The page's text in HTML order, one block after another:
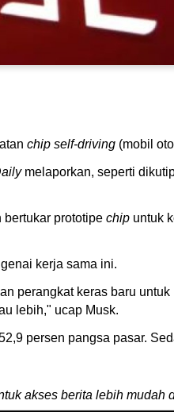
chip self-driving (mobil
melaporkan, seperti
bertukar prototipe chip untuk
kerja sama ini.
perangkat keras baru untuk
lebih," ucap Musk.
persen pangsa pasar.
akses berita lebih mudah